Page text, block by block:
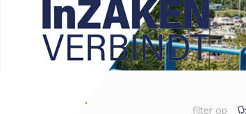
filter op
REDACTIONEEL